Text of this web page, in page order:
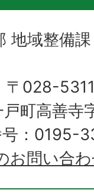
地域整備
〒028-
町高善寺
号：0195-
お問い合